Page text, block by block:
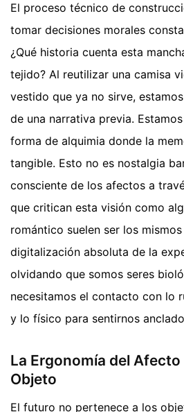
El proceso técnico de
tomar decisiones morales
¿Qué historia cuenta esta
tejido? Al reutilizar una camisa
vestido que ya no sirve,
de una narrativa previa.
forma de alquimia donde la
tangible. Esto no es nostalgia
consciente de los afectos a
que critican esta visión como
romántico suelen ser los
digitalización absoluta de la
olvidando que somos seres
necesitamos el contacto con lo
y lo físico para sentirnos
La Ergonomía del
Objeto
El futuro no pertenece a los